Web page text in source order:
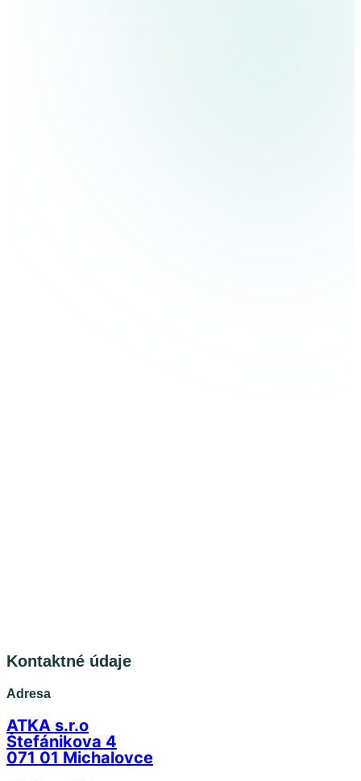
Kontaktné údaje
Adresa
ATKA s.r.o
Štefánikova 4
071 01 Michalovce